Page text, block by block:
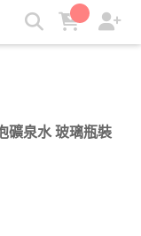
礦泉水 玻璃瓶裝
好物
礦泉水 玻璃瓶裝